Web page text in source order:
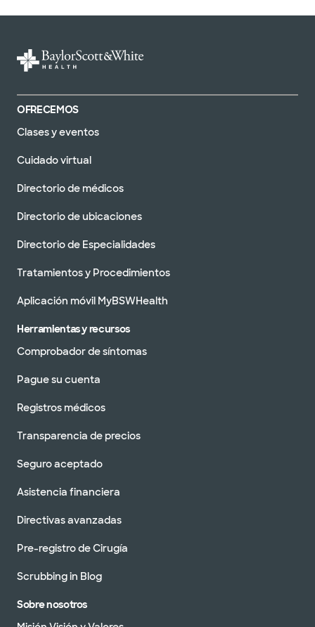
OFRECEMOS
Clases y eventos
Cuidado virtual
Directorio de médicos
Directorio de ubicaciones
Directorio de Especialidades
Tratamientos y Procedimientos
Aplicación móvil MyBSWHealth
Herramientas y recursos
Comprobador de síntomas
Pague su cuenta
Registros médicos
Transparencia de precios
Seguro aceptado
Asistencia financiera
Directivas avanzadas
Pre-registro de Cirugía
Scrubbing in Blog
Sobre nosotros